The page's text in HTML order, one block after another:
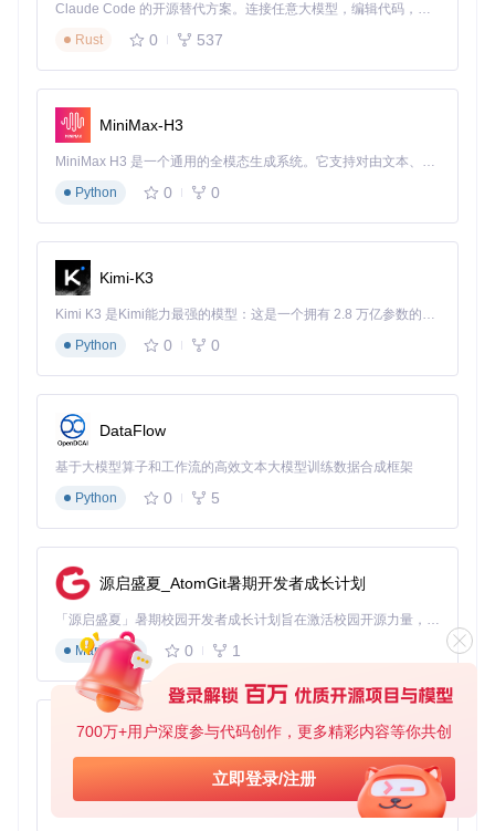
700万+用户深度参与代码创作，更多精彩内容等你共创
立即登录/注册
量）
相关实现代码： src/Lively/Lively/Core/Wallpapers/VideoMpvP
layer.cs
网页类壁纸优化
启用"节能模式"：右键壁纸 > 高级设置 > 启用节能模式
限制帧率：设置 > 网页 > 最大帧率设为30fps
禁用不必要的JavaScript：设置 > 内容 > 禁用自动播放
Lively的智能暂停功能可以根据使用场景自动调整资源占用，
通过以下步骤配置：
打开设置 > 性能 > 应用规则
先级
电源管理优化：
桌面用户：设置 > 电源 > 高性能模式下启用完整特效
实现逻辑位于
er.cs
缓存与内存管理：释放被占用的系统资源
内存占用过高是导致卡顿的常见原因，通过以下方法优化：
缓存清理策略 ：
设置 > 高级 > 缓存大小限制为200MB
启用"后台自动清理"：设置 > 高级 > 闲置10分钟后清理
Claude Code 的开源替代方案。连接任意大模型，编辑代码，运行命令，自动验证 — 全自动执行。用 Rust 构建，极致性能。 ｜ An open-source alternative to Claude Code. Connect any LLM, edit code, run commands, and verify changes — autonomously. Built in Rust for speed. Get Started
Rust
0 537
MiniMax-H3
MiniMax H3 是一个通用的全模态生成系统。它支持对由文本、图像、视频和音频组成的多模态上下文进行统一理解，并能生成分辨率高达 2K、时长可达 15 秒的带原生立体声音频的视频。得益于面向任务泛化的系统设计，H3 在预训练阶段就已具备广泛的多模态上下文理解与生成能力，能够出色地执行复杂的多模态指令。
Python
0 0
Kimi-K3
Kimi K3 是Kimi能力最强的模型：这是一个拥有 2.8 万亿参数的混合专家（MoE）模型，具备原生视觉理解能力，并支持 100 万 token 的上下文窗口。
Python
0 0
DataFlow
基于大模型算子和工作流的高效文本大模型训练数据合成框架
Python
0 5
源启盛夏_AtomGit暑期开发者成长计划
「源启盛夏」暑期校园开发者成长计划旨在激活校园开源力量，通过积分激励、认证扶持、资源倾斜等形式，引导高校组织和开发者完成「入驻 — 建项目 — 做贡献 — 获认证 — 得资源」的完整闭环。无论你是想带领社团入驻平台的组织者，还是希望用代码贡献证明自己的开发者，都能在这里找到属于你的成长路径。
Markdown
0 1
py-xiaozhi
基于Python的Xiaozhi AI，适用于想要完整Xiaozhi体验而无需拥有专用硬件的用户。
Python
0 1